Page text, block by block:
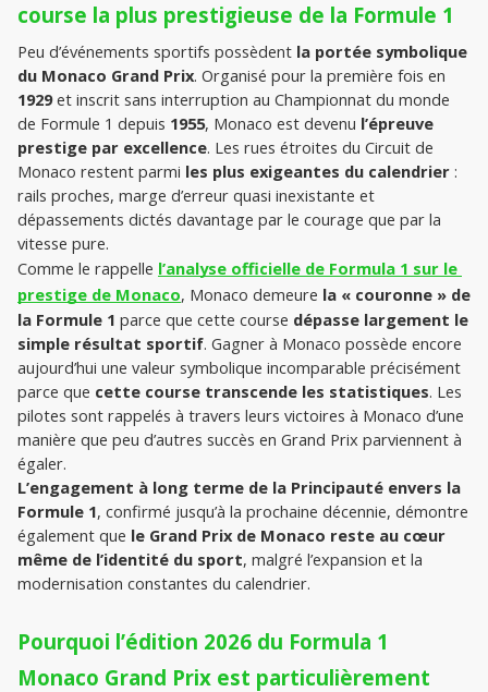
course la plus prestigieuse de la Formule 1
Peu d’événements sportifs possèdent la portée symbolique
du Monaco Grand Prix
1929 et inscrit sans interruption au Championnat du monde
de Formule 1 depuis 1955, Monaco est devenu l’épreuve
prestige par excellence. Les rues étroites du Circuit de
Monaco restent parmi les plus exigeantes du calendrier :
rails proches, marge d’erreur quasi inexistante et
dépassements dictés davantage par le courage que par la
vitesse pure.
Comme le rappelle l’analyse officielle de Formula 1 sur le
prestige de Monaco, Monaco demeure la « couronne » de
la Formule 1 parce que cette course dépasse largement le
simple résultat sportif. Gagner à Monaco possède encore
aujourd’hui une valeur symbolique incomparable précisément
parce que cette course transcende les statistiques. Les
pilotes sont rappelés à travers leurs victoires à Monaco d’une
manière que peu d’autres succès en Grand Prix parviennent à
égaler.
L’engagement à long terme de la Principauté envers la
Formule 1, confirmé jusqu’à la prochaine décennie, démontre
également que le Grand Prix de Monaco reste au cœur
même de l’identité du sport, malgré l’expansion et la
modernisation constantes du calendrier.
Pourquoi l’édition 2026 du Formula 1
Monaco Grand Prix est particulièrement